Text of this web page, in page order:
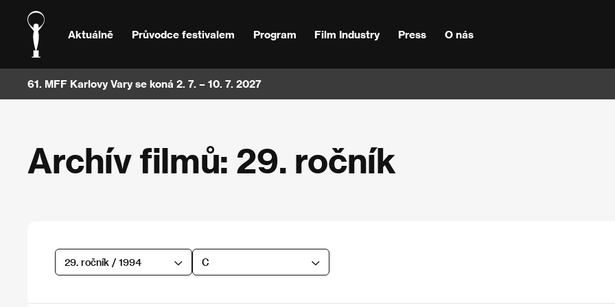
Aktuálně Průvodce festivalem Program Film Industry Press O nás
61. MFF Karlovy Vary se koná 2. 7. – 10. 7. 2027
Archív filmů: 29. ročník
29. ročník / 1994 C